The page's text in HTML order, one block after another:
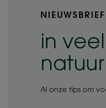
NIEUWSBRIEF
in
Al onze tips om